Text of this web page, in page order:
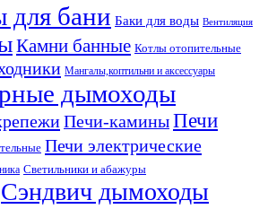
для бани Баки для воды Вентиляция
Камни банные Котлы отопительные
Мангалы,коптильни и аксессуары
дымоходы
Печи-каминыПечи
Печи электрические
Светильники и абажуры
Сэндвич дымоходы